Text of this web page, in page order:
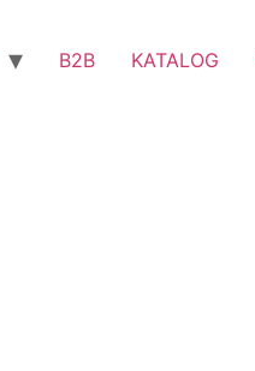
B2B KATALOG